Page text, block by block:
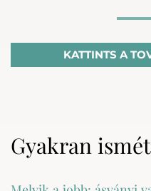
Advanced rutin
KATTINTS A
Gyakran